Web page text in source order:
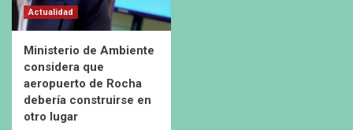
Actualidad
Ministerio de Ambiente
considera que
aeropuerto de Rocha
debería construirse en
otro lugar